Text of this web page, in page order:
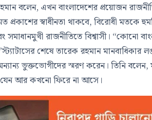
বলেন, এখন বাংলাদেশের প্রয়োজন
প্রকাশের স্বাধীনতা থাকবে, বিরোধী মতকে
সমাধানমুখী রাজনীতিতে বিশ্বাসী। “কোনো
শেষে তারেক রহমান
ভুক্তভোগীদের স্মরণ করেন। তিনি বলেন,
যেন আর কখনো ফিরে না আসে।